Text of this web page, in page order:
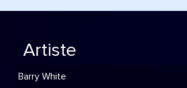
Artiste
Barry White